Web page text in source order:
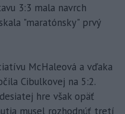
3:3 mala navrch
"maratónsky" prvý
McHaleová a vďaka
Cibulkovej na 5:2.
hre však opäť
musel rozhodnúť tretí